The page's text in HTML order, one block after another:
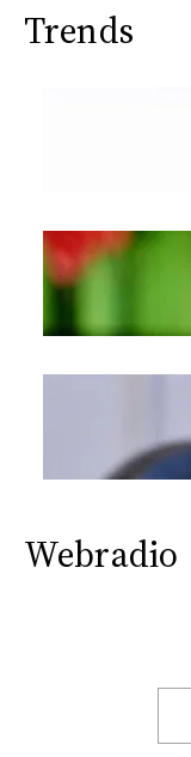
Trends
Webradio